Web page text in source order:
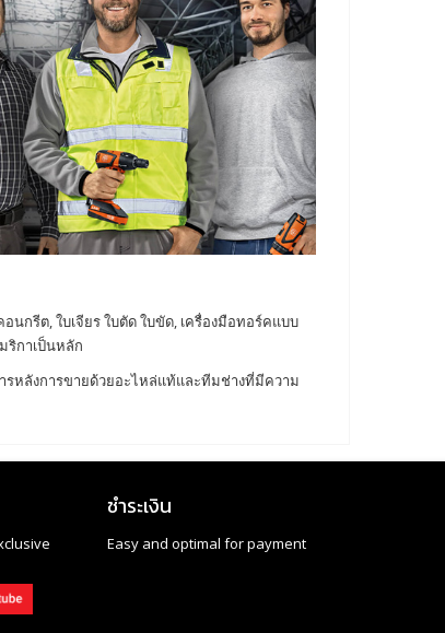
นกรีต, ใบเจียร ใบตัด ใบขัด, เครื่องมือทอร์คแบบ
ริกาเป็นหลัก
หลังการขายด้วยอะไหล่แท้และทีมช่างที่มีความ
ชำระเงิน
Easy and optimal for payment